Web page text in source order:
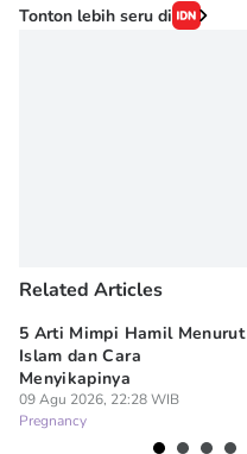
Editor
Onic Metheany
Tonton lebih seru di
Related Articles
5 Arti Mimpi Hamil Menurut
Islam dan Cara
Menyikapinya
09 Agu 2026, 22:28 WIB
Pregnancy